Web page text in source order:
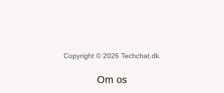
Copyright © 2026 Techchat.dk.
Om os